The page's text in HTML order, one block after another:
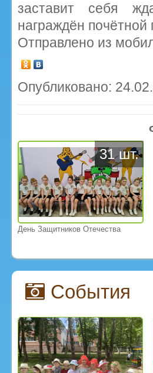
заставит себя
награждён почётной
Отправлено из
Опубликовано:
31 шт.
День Защитников Отечества
События